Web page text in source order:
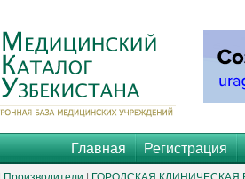
Главная Регистрация